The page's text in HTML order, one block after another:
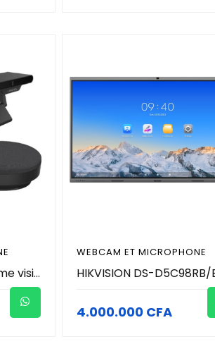
FANVIL CA400 | Système visio conférence avec caméra - Haut-parleur (8 microphones ) avec réduction de bruit et Webcam 4K
WEBCAM ET MICROPHONE
4.000.000 CFA